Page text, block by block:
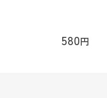
580円